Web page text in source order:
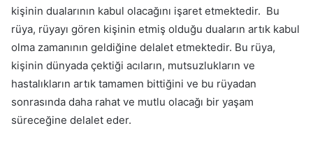
kişinin dualarının kabul olacağını işaret etmektedir. Bu
rüya, rüyayı gören kişinin etmiş olduğu duaların artık kabul
olma zamanının geldiğine delalet etmektedir. Bu rüya,
kişinin dünyada çektiği acıların, mutsuzlukların ve
hastalıkların artık tamamen bittiğini ve bu rüyadan
sonrasında daha rahat ve mutlu olacağı bir yaşam
süreceğine delalet eder.